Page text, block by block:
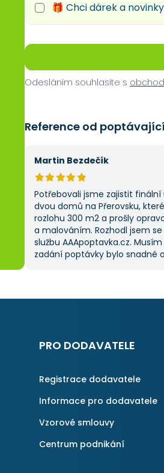
🎁 Chci dárek a novinky
Odesláním souhlasíte s
Reference od
Martin Bezdečík
Potřebovali jsme zajistit finální
dvou domů na Přerovsku,
rozlohu 300 m2 a prošly
a malováním. Rozhodl jsem
službu AAApoptavka.cz.
zadání poptávky bylo snadné
a AAApoptavka.cz mi tuto
najít rychlé řešení. Vše proběhlo
znovu.
PRO DODAVATELE
Registrace dodavatele
Informace pro dodavatele
Vzorové smlouvy
Centrum podnikání